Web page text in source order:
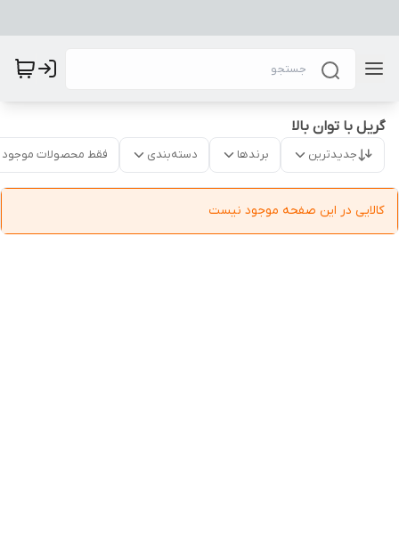
گریل با توان بالا
جدیدترین برندها دسته‌بندی فقط محصولات موجود
کالایی در این صفحه موجود نیست